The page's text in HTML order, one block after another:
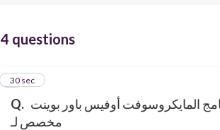
4 questions
Q. المايكروسوفت أوفيس باور بوينت
مخصص لـ
1
30 sec